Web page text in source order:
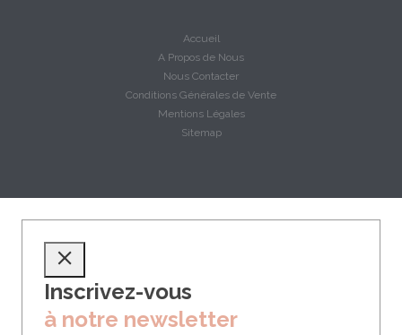
Accueil
A Propos de Nous
Nous Contacter
Conditions Générales de Vente
Mentions Légales
Sitemap
Inscrivez-vous
à notre newsletter